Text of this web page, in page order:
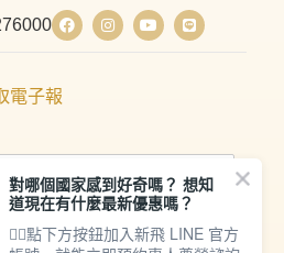
電子報
對哪個國家感到好奇嗎？ 想知
道現在有什麼最新優惠嗎？
👇🏻點下方按鈕加入新飛 LINE 官方